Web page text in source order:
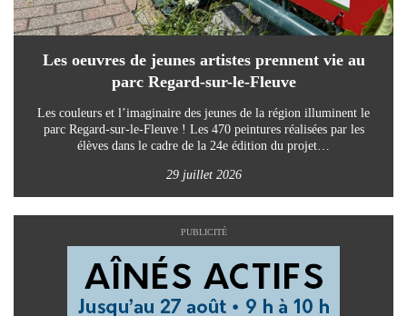
PUBLICITÉ
Les oeuvres de jeunes artistes prennent vie au
parc Regard-sur-le-Fleuve
Les couleurs et l’imaginaire des jeunes de la région illuminent le
parc Regard-sur-le-Fleuve ! Les 470 peintures réalisées par les
élèves dans le cadre de la 24e édition du projet…
29 juillet 2026